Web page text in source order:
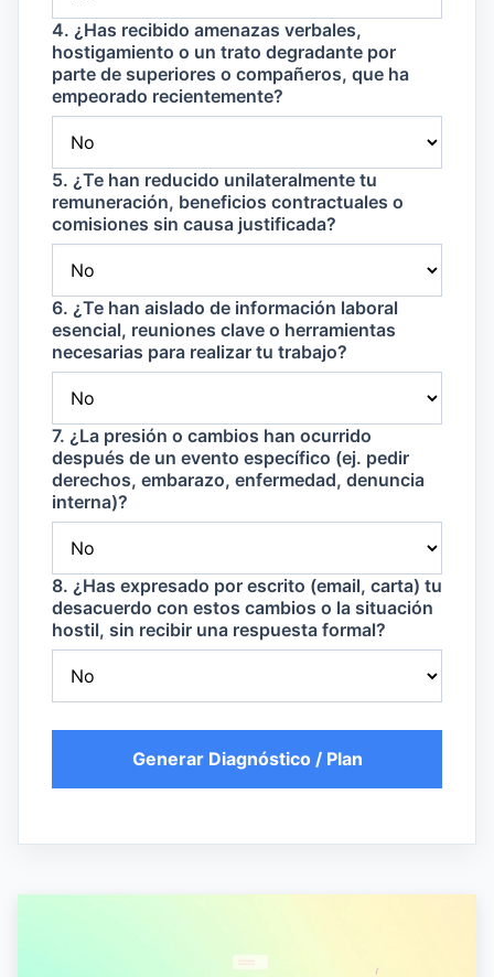
4. ¿Has recibido amenazas verbales,
hostigamiento o un trato degradante por
parte de superiores o compañeros, que ha
empeorado recientemente?
5. ¿Te han reducido unilateralmente tu
remuneración, beneficios contractuales o
comisiones sin causa justificada?
6. ¿Te han aislado de información laboral
esencial, reuniones clave o herramientas
necesarias para realizar tu trabajo?
7. ¿La presión o cambios han ocurrido
después de un evento específico (ej. pedir
derechos, embarazo, enfermedad, denuncia
interna)?
8. ¿Has expresado por escrito (email, carta) tu
desacuerdo con estos cambios o la situación
hostil, sin recibir una respuesta formal?
Generar Diagnóstico / Plan